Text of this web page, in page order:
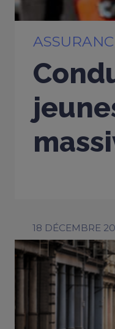
18 DÉCEMBRE